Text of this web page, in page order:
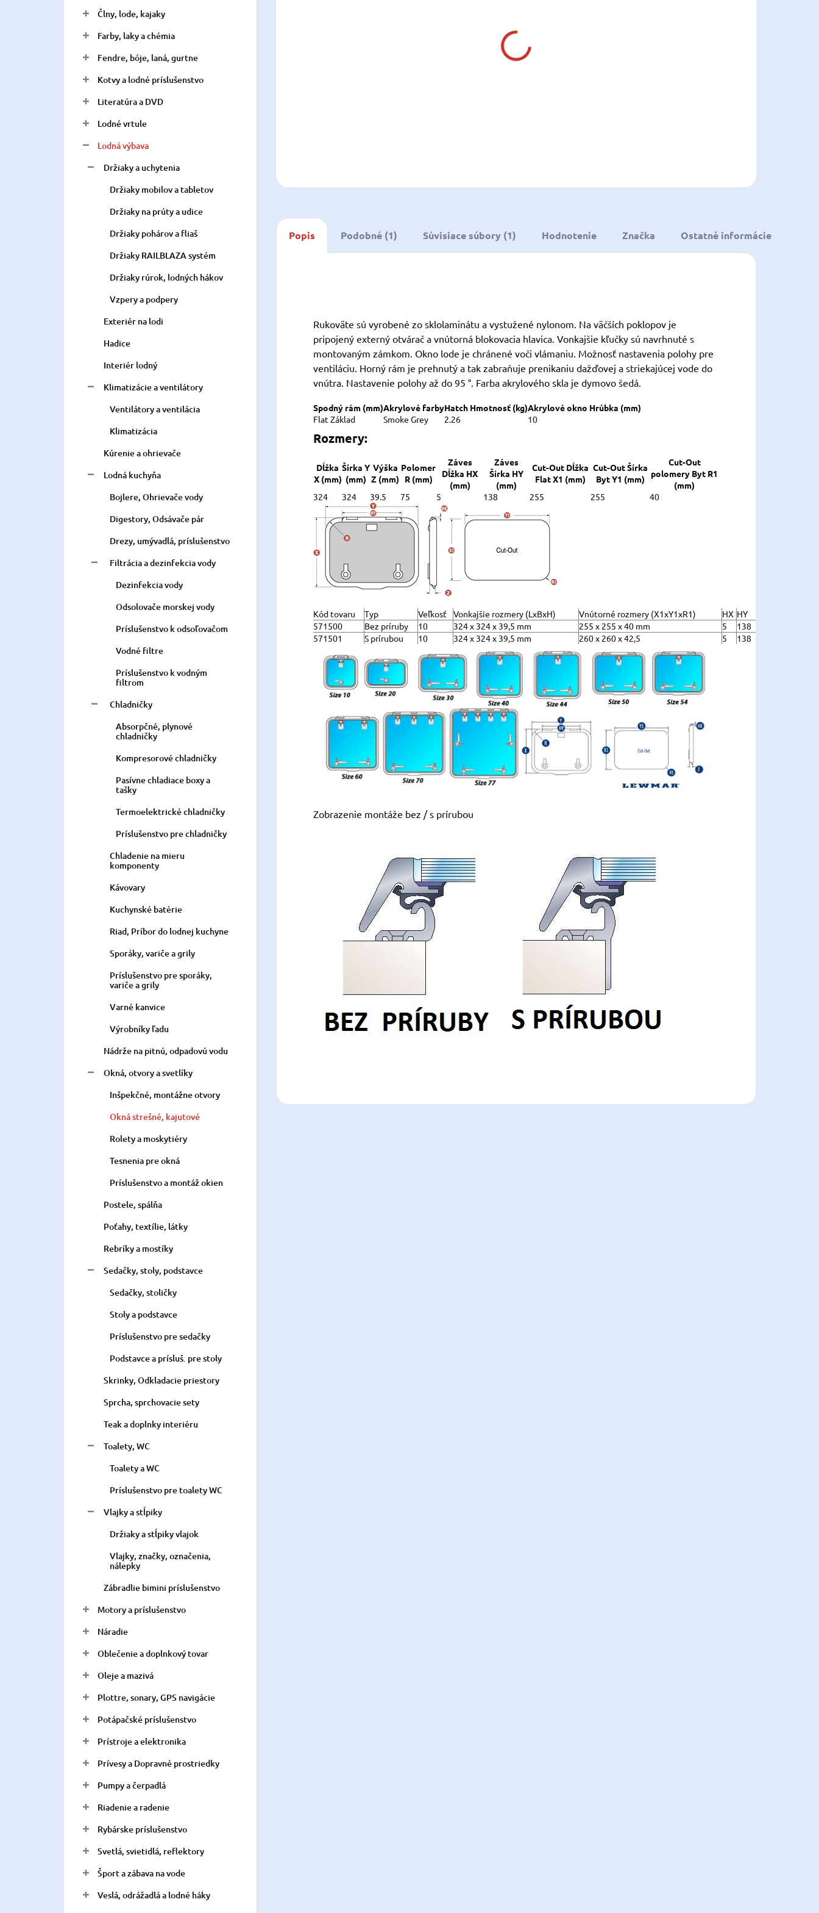
Člny, lode, kajaky
Farby, laky a chémia
Fendre, bóje, laná, gurtne
Kotvy a lodné príslušenstvo
Literatúra a DVD
Lodné vrtule
Lodná výbava
Držiaky a uchytenia
Držiaky mobilov a tabletov
Držiaky na prúty a udice
Držiaky pohárov a fliaš
Držiaky RAILBLAZA systém
Držiaky rúrok, lodných hákov
Vzpery a podpery
Exteriér na lodi
Hadice
Interiér lodný
Klimatizácie a ventilátory
Ventilátory a ventilácia
Klimatizácia
Kúrenie a ohrievače
Lodná kuchyňa
Bojlere, Ohrievače vody
Digestory, Odsávače pár
Drezy, umývadlá, príslušenstvo
Filtrácia a dezinfekcia vody
Dezinfekcia vody
Odsolovače morskej vody
Príslušenstvo k odsoľovačom
Vodné filtre
Príslušenstvo k vodným
filtrom
Chladničky
Absorpčné, plynové
chladničky
Kompresorové chladničky
Pasívne chladiace boxy a
tašky
Termoelektrické chladničky
Príslušenstvo pre chladničky
Chladenie na mieru
komponenty
Kávovary
Kuchynské batérie
Riad, Príbor do lodnej kuchyne
Sporáky, variče a grily
Príslušenstvo pre sporáky,
variče a grily
Varné kanvice
Výrobníky ľadu
Nádrže na pitnú, odpadovú vodu
Okná, otvory a svetlíky
Inšpekčné, montážne otvory
Okná strešné, kajutové
Rolety a moskytiéry
Tesnenia pre okná
Príslušenstvo a montáž okien
Postele, spálňa
Poťahy, textílie, látky
Rebríky a mostíky
Sedačky, stoly, podstavce
Sedačky, stoličky
Stoly a podstavce
Príslušenstvo pre sedačky
Podstavce a prísluš. pre stoly
Skrinky, Odkladacie priestory
Sprcha, sprchovacie sety
Teak a doplnky interiéru
Toalety, WC
Toalety a WC
Príslušenstvo pre toalety WC
Vlajky a stĺpiky
Držiaky a stĺpiky vlajok
Vlajky, značky, označenia,
nálepky
Zábradlie bimini príslušenstvo
Motory a príslušenstvo
Náradie
Oblečenie a doplnkový tovar
Oleje a mazivá
Plottre, sonary, GPS navigácie
Potápačské príslušenstvo
Prístroje a elektronika
Prívesy a Dopravné prostriedky
Pumpy a čerpadlá
Riadenie a radenie
Rybárske príslušenstvo
Svetlá, svietidlá, reflektory
Šport a zábava na vode
Veslá, odrážadlá a lodné háky
Popis Podobné (1) Súvisiace súbory (1) Hodnotenie Značka Ostatné informácie
Rukoväte sú vyrobené zo sklolaminátu a vystužené nylonom. Na väčších poklopov je
pripojený externý otvárač a vnútorná blokovacia hlavica. Vonkajšie kľučky sú navrhnuté s
montovaným zámkom. Okno lode je chránené voči vlámaniu. Možnosť nastavenia polohy pre
ventiláciu. Horný rám je prehnutý a tak zabraňuje prenikaniu dažďovej a striekajúcej vode do
vnútra. Nastavenie polohy až do 95 °. Farba akrylového skla je dymovo šedá.
Spodný rám (mm)Akrylové farbyHatch Hmotnosť (kg)Akrylové okno Hrúbka (mm)
Flat Základ
Smoke Grey 2.26 10
Rozmery:
Dĺžka
X (mm)
Šírka Y
(mm)
Výška
Z (mm)
Polomer
R (mm)
Záves
Dĺžka HX
(mm)
Záves
Šírka HY
(mm)
Cut-Out Dĺžka
Flat X1 (mm)
Cut-Out Šírka
Byt Y1 (mm)
Cut-Out
polomery Byt R1
(mm)
324
324 39.5 75 5 138 255 255 40
Kód tovaru Typ Veľkosť Vonkajšie rozmery (LxBxH) Vnútorné rozmery (X1xY1xR1) HX HY
571500
Bez príruby 10 324 x 324 x 39,5 mm 255 x 255 x 40 mm 5
138
571501
S prírubou 10 324 x 324 x 39,5 mm 260 x 260 x 42,5 5 138
Zobrazenie montáže bez / s prírubou